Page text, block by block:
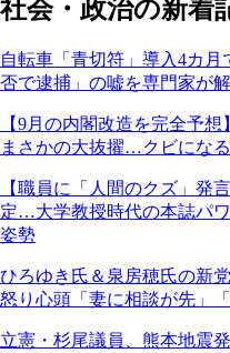
社会・政治の新着
自転車「青切符」導入4カ
否で逮捕」の嘘を専門家が
【9月の内閣改造を完全予
まさかの大抜擢…クビにな
【職員に「人間のクズ」発
定…大学教授時代の本誌パ
姿勢
ひろゆき氏＆泉房穂氏の新
怒り心頭「妻に相談が先」
立憲・杉尾議員、熊本地震